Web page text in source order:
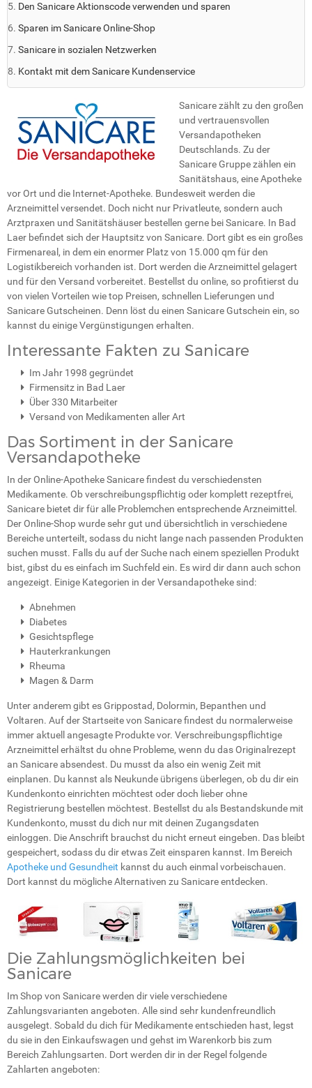
Den Sanicare Aktionscode verwenden und sparen
Sparen im Sanicare Online-Shop
Sanicare in sozialen Netzwerken
Kontakt mit dem Sanicare Kundenservice
Sanicare zählt zu den großen
und vertrauensvollen
Versandapotheken
Deutschlands. Zu der
Sanicare Gruppe zählen ein
Sanitätshaus, eine Apotheke
vor Ort und die Internet-Apotheke. Bundesweit werden die
Arzneimittel versendet. Doch nicht nur Privatleute, sondern auch
Arztpraxen und Sanitätshäuser bestellen gerne bei Sanicare. In Bad
Laer befindet sich der Hauptsitz von Sanicare. Dort gibt es ein großes
Firmenareal, in dem ein enormer Platz von 15.000 qm für den
Logistikbereich vorhanden ist. Dort werden die Arzneimittel gelagert
und für den Versand vorbereitet. Bestellst du online, so profitierst du
von vielen Vorteilen wie top Preisen, schnellen Lieferungen und
Sanicare Gutscheinen. Denn löst du einen Sanicare Gutschein ein, so
kannst du einige Vergünstigungen erhalten.
Interessante Fakten zu Sanicare
Im Jahr 1998 gegründet
Firmensitz in Bad Laer
Über 330 Mitarbeiter
Versand von Medikamenten aller Art
Das Sortiment in der Sanicare
Versandapotheke
In der Online-Apotheke Sanicare findest du verschiedensten
Medikamente. Ob verschreibungspflichtig oder komplett rezeptfrei,
Sanicare bietet dir für alle Problemchen entsprechende Arzneimittel.
Der Online-Shop wurde sehr gut und übersichtlich in verschiedene
Bereiche unterteilt, sodass du nicht lange nach passenden Produkten
suchen musst. Falls du auf der Suche nach einem speziellen Produkt
bist, gibst du es einfach im Suchfeld ein. Es wird dir dann auch schon
angezeigt. Einige Kategorien in der Versandapotheke sind:
Abnehmen
Diabetes
Gesichtspflege
Hauterkrankungen
Rheuma
Magen & Darm
Unter anderem gibt es Grippostad, Dolormin, Bepanthen und
Voltaren. Auf der Startseite von Sanicare findest du normalerweise
immer aktuell angesagte Produkte vor. Verschreibungspflichtige
Arzneimittel erhältst du ohne Probleme, wenn du das Originalrezept
an Sanicare absendest. Du musst da also ein wenig Zeit mit
einplanen. Du kannst als Neukunde übrigens überlegen, ob du dir ein
Kundenkonto einrichten möchtest oder doch lieber ohne
Registrierung bestellen möchtest. Bestellst du als Bestandskunde mit
Kundenkonto, musst du dich nur mit deinen Zugangsdaten
einloggen. Die Anschrift brauchst du nicht erneut eingeben. Das bleibt
gespeichert, sodass du dir etwas Zeit einsparen kannst. Im Bereich
Apotheke und Gesundheit kannst du auch einmal vorbeischauen.
Dort kannst du mögliche Alternativen zu Sanicare entdecken.
Die Zahlungsmöglichkeiten bei
Sanicare
Im Shop von Sanicare werden dir viele verschiedene
Zahlungsvarianten angeboten. Alle sind sehr kundenfreundlich
ausgelegt. Sobald du dich für Medikamente entschieden hast, legst
du sie in den Einkaufswagen und gehst im Warenkorb bis zum
Bereich Zahlungsarten. Dort werden dir in der Regel folgende
Zahlarten angeboten: